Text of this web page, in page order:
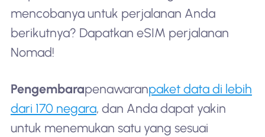
mencobanya untuk perjalanan Anda
berikutnya? Dapatkan eSIM perjalanan
Nomad!
Pengembarapenawaranpaket data di lebih
dari 170 negara, dan Anda dapat yakin
untuk menemukan satu yang sesuai